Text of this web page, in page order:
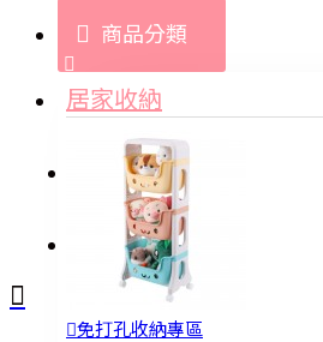
商品分類
居家收納
免打孔收納專區
登入